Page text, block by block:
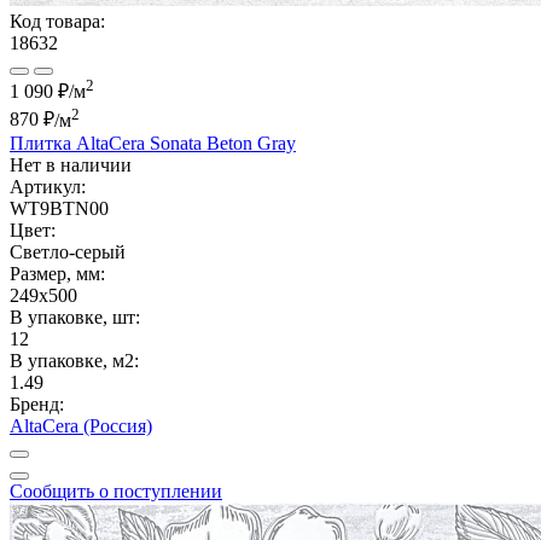
Код товара:
18632
1 090 ₽/м2
870 ₽/м2
Плитка AltaCera Sonata Beton Gray
Нет в наличии
Артикул:
WT9BTN00
Цвет:
Светло-серый
Размер, мм:
249x500
В упаковке, шт:
12
В упаковке, м2:
1.49
Бренд:
AltaCera (Россия)
Сообщить о поступлении